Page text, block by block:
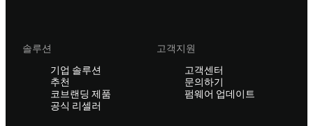
솔루션
기업 솔루션
추천
코브랜딩 제품
공식 리셀러
고객지원
고객센터
문의하기
펌웨어 업데이트